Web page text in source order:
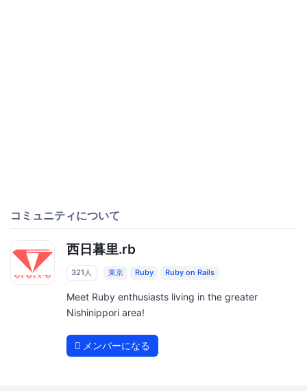
コミュニティについて
西日暮里.rb
321人 東京 Ruby Ruby on Rails
Meet Ruby enthusiasts living in the greater
Nishinippori area!
メンバーになる